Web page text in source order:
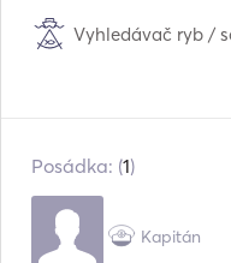
Vyhledávač ryb /
Posádka: (1)
Kapitán